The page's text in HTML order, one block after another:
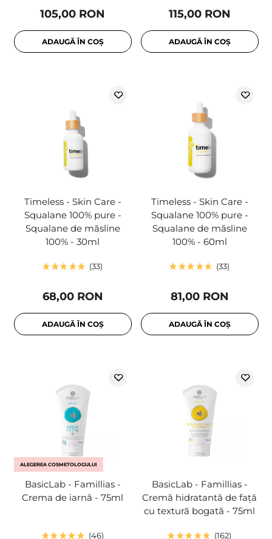
105,00 RON
ADAUGĂ ÎN COȘ
115,00 RON
ADAUGĂ ÎN COȘ
Timeless - Skin Care -
Squalane 100% pure -
Squalane de măsline
100% - 30ml
33
68,00 RON
ADAUGĂ ÎN COȘ
Timeless - Skin Care -
Squalane 100% pure -
Squalane de măsline
100% - 60ml
33
81,00 RON
ADAUGĂ ÎN COȘ
ALEGEREA COSMETOLOGULUI
BasicLab - Famillias -
Crema de iarnă - 75ml
46
BasicLab - Famillias -
Cremă hidratantă de față
cu textură bogată - 75ml
162